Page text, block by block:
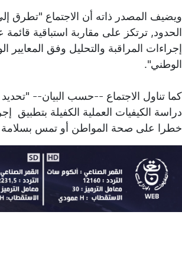
ويضيف المصدر ذاته أن الاجتماع "تطرق
الحدود, ترتكز على مقاربة استباقية
إجراءات المراقبة والتحليل وفق
الوطني".
كما تناول الاجتماع --حسب البيان--
دراسة الكيفيات العملية الكفيلة بتطبيق
خطرا على صحة المواطن أو تمس بسلامة